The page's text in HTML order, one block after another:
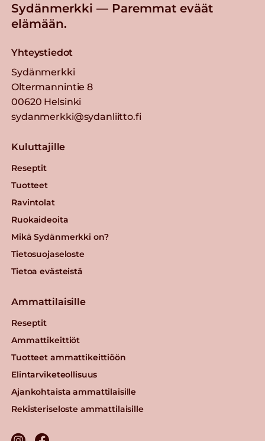
Sydänmerkki — Paremmat eväät
elämään.
Yhteystiedot
Sydänmerkki
Oltermannintie 8
00620 Helsinki
sydanmerkki@sydanliitto.fi
Kuluttajille
Reseptit
Tuotteet
Ravintolat
Ruokaideoita
Mikä Sydänmerkki on?
Tietosuojaseloste
Tietoa evästeistä
Ammattilaisille
Reseptit
Ammattikeittiöt
Tuotteet ammattikeittiöön
Elintarviketeollisuus
Ajankohtaista ammattilaisille
Rekisteriseloste ammattilaisille